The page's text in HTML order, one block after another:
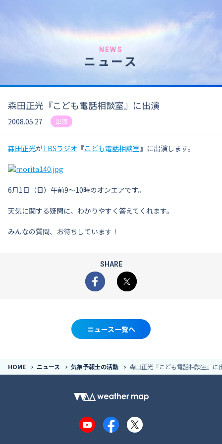
NEWS
ニュース
森田正光『こども電話相談室』に出演
2008.05.27 出演
森田正光がTBSラジオ 『こども電話相談室』に出演します。
6月1日（日）午前9〜10時のオンエアです。
天気に関する疑問に、わかりやすく答えてくれます。
みんなの質問、お待ちしています！
SHARE
Facebook
X
ニュース一覧へ
HOME ニュース 気象予報士の活動 森田正光『こども電話相談室』に
YouTubeFacebook
X